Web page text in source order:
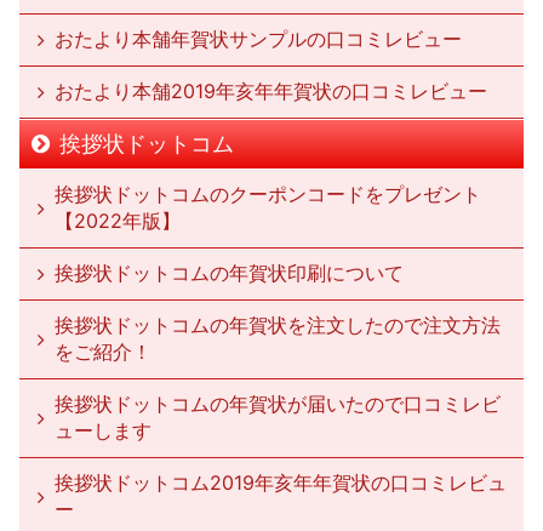
おたより本舗年賀状サンプルの口コミレビュー
おたより本舗2019年亥年年賀状の口コミレビュー
挨拶状ドットコム
挨拶状ドットコムのクーポンコードをプレゼント
【2022年版】
挨拶状ドットコムの年賀状印刷について
挨拶状ドットコムの年賀状を注文したので注文方法
をご紹介！
挨拶状ドットコムの年賀状が届いたので口コミレビ
ューします
挨拶状ドットコム2019年亥年年賀状の口コミレビュ
ー